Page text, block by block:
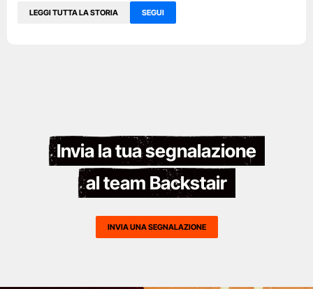
LEGGI TUTTA LA STORIA SEGUI
Invia la tua segnalazione
al team Backstair
INVIA UNA SEGNALAZIONE